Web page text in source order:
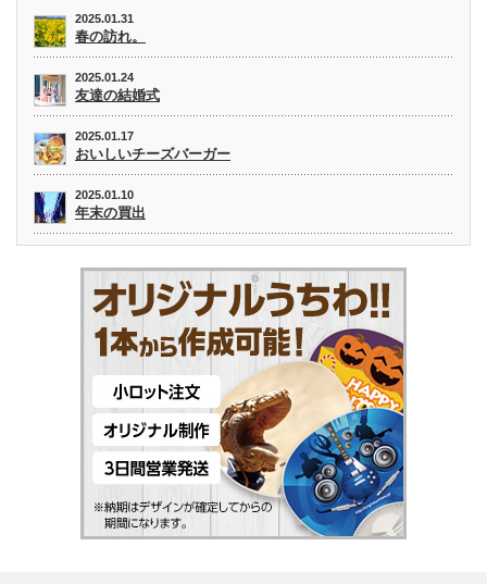
2025.01.31
春の訪れ。
2025.01.24
友達の結婚式
2025.01.17
おいしいチーズバーガー
2025.01.10
年末の買出